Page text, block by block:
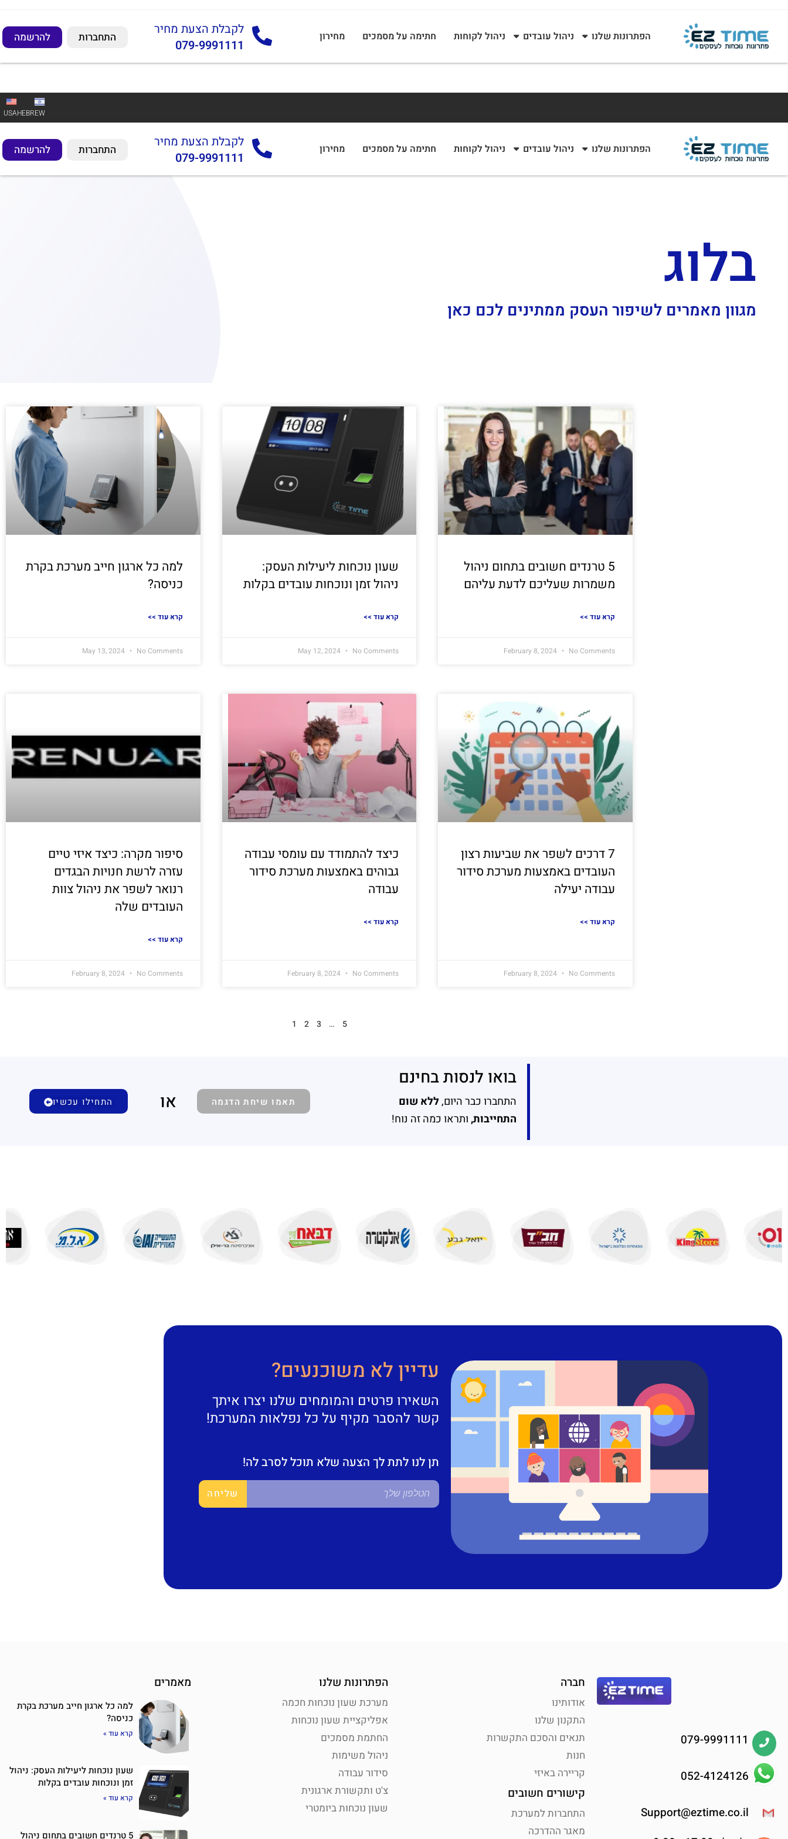
להרשמה התחברות
לקבלת הצעת מחיר
079-9991111
מחירון חתימה על מסמכים ניהול לקוחות ניהול עובדים הפתרונות שלנו
USAHEBREW
להרשמה התחברות
לקבלת הצעת מחיר
079-9991111
מחירון חתימה על מסמכים ניהול לקוחות ניהול עובדים הפתרונות שלנו
בלוג
מגוון מאמרים לשיפור העסק ממתינים לכם כאן
למה כל ארגון חייב מערכת בקרת
כניסה?
<< קרא עוד
May 13, 2024 No Comments
שעון נוכחות ליעילות העסק:
ניהול זמן ונוכחות עובדים בקלות
<< קרא עוד
May 12, 2024 No Comments
5 טרנדים חשובים בתחום ניהול
משמרות שעליכם לדעת עליהם
<< קרא עוד
February 8, 2024 No Comments
סיפור מקרה: כיצד איזי טיים
עזרה לרשת חנויות הבגדים
רנואר לשפר את ניהול צוות
העובדים שלה
<< קרא עוד
February 8, 2024 No Comments
כיצד להתמודד עם עומסי עבודה
גבוהים באמצעות מערכת סידור
עבודה
<< קרא עוד
February 8, 2024 No Comments
7 דרכים לשפר את שביעות רצון
העובדים באמצעות מערכת סידור
עבודה יעילה
<< קרא עוד
February 8, 2024 No Comments
1 2 3 … 5
התחילו עכשיו או תאמו שיחת הדגמה
בואו לנסות בחינם
התחברו כבר היום,ללא שום
התחייבות,ותראו כמה זה נוח!
עדיין לא משוכנעים?
השאירו פרטים והמומחים שלנו יצרו איתך
קשר להסבר מקיף על כל נפלאות המערכת!
תן לנו לתת לך הצעה שלא תוכל לסרב לה!
שליחה
079-9991111
052-4124126
Support@eztime.co.il
חברה
אודותינו
התקנון שלנו
תנאים והסכם התקשרות
חנות
קריירה באיזי
קישורים חשובים
התחברות למערכת
מאגר ההדרכה
הפתרונות שלנו
מערכת שעון נוכחות חכמה
אפליקציית שעון נוכחות
החתמת מסמכים
ניהול משימות
סידור עבודה
צ'ט ותקשורת ארגונית
שעון נוכחות ביומטרי
מאמרים
למה כל ארגון חייב מערכת בקרת
כניסה?
קרא עוד »
שעון נוכחות ליעילות העסק: ניהול
זמן ונוכחות עובדים בקלות
קרא עוד »
5 טרנדים חשובים בתחום ניהול